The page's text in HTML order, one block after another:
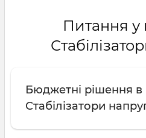
Питання у
Бюджетні рішення в
Стабілізатори